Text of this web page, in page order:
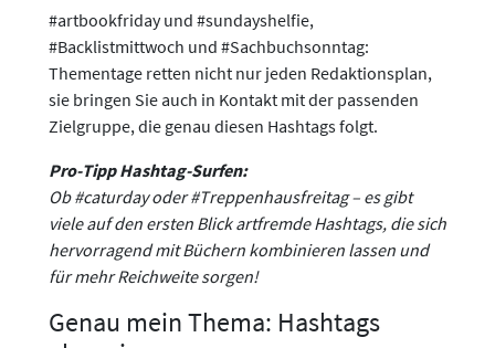
#artbookfriday und #sundayshelfie,
#Backlistmittwoch und #Sachbuchsonntag:
Thementage retten nicht nur jeden Redaktionsplan,
sie bringen Sie auch in Kontakt mit der passenden
Zielgruppe, die genau diesen Hashtags folgt.
Pro-Tipp Hashtag-Surfen:
Ob #caturday oder #Treppenhausfreitag – es gibt
viele auf den ersten Blick artfremde Hashtags, die sich
hervorragend mit Büchern kombinieren lassen und
für mehr Reichweite sorgen!
Genau mein Thema: Hashtags